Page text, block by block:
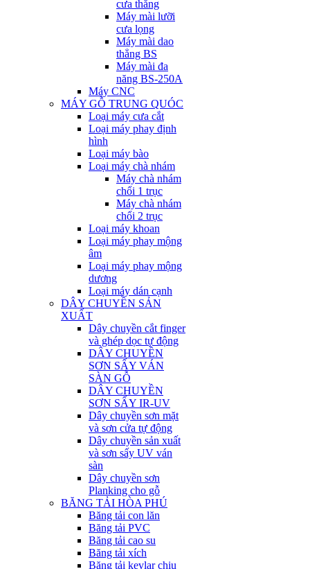
cưa thẳng
Máy mài lưỡi
cưa lọng
Máy mài dao
thẳng BS
Máy mài đa
năng BS-250A
Máy CNC
MÁY GỖ TRUNG QUÓC
Loại máy cưa cắt
Loại máy phay định
hình
Loại máy bào
Loại máy chà nhám
Máy chà nhám
chổi 1 trục
Máy chà nhám
chổi 2 trục
Loại máy khoan
Loại máy phay mộng
âm
Loại máy phay mộng
dương
Loại máy dán cạnh
DÂY CHUYỀN SẢN
XUẤT
Dây chuyền cắt finger
và ghép dọc tự động
DÂY CHUYỀN
SƠN SẤY VÁN
SÀN GỖ
DÂY CHUYỀN
SƠN SẤY IR-UV
Dây chuyền sơn mặt
và sơn cửa tự động
Dây chuyền sản xuất
và sơn sấy UV ván
sàn
Dây chuyền sơn
Planking cho gỗ
BĂNG TẢI HÒA PHÚ
Băng tải con lăn
Băng tải PVC
Băng tải cao su
Băng tải xích
Băng tải kevlar chịu